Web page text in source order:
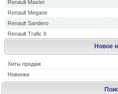
Renault Master
Renault Megane
Renault Sandero
Renault Trafic II
Новое
Хиты продаж
Новинки